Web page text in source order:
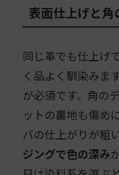
表面仕上げと角
同じ革でも仕上げ
く品よく馴染みます
が必須です。角の
ットの裏地も傷め
バの仕上がりが粗
ジングで色の深み